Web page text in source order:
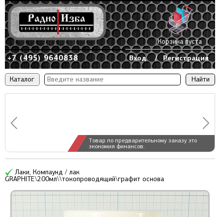
Каталог
Товар по предварительному заказу это
экономия финансов.
+7 (495) 9640838 Вход / Регистрация
Корзина пуста
Лаки, Компаунд / лак
GRAPHITE\200мл\\токопроводящий\графит основа